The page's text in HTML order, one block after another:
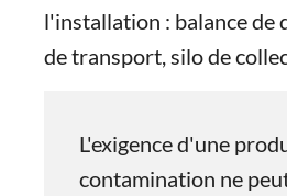
l'installation : balance de
de transport, silo de
L'exigence d'une
contamination ne